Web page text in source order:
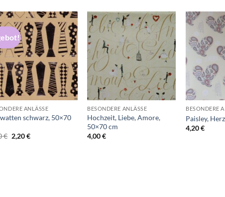
Auf die
Wunschliste
+
ANLÄSSE
schwarz, 50×70
€ Ursprünglicher
Preis
2,20€Aktueller
Auf die
Wunschliste
+
BESONDERE ANLÄSSE
Hochzeit, Liebe, Amore,
50×70 cm
4,00€
BESONDERE
Paisley,
4,20€